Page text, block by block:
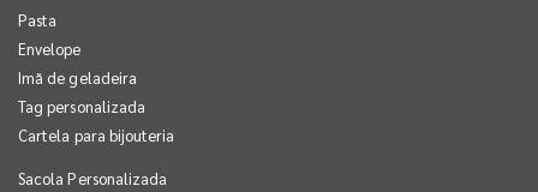
Pasta
Envelope
Imã de geladeira
Tag personalizada
Cartela para bijouteria
Sacola Personalizada